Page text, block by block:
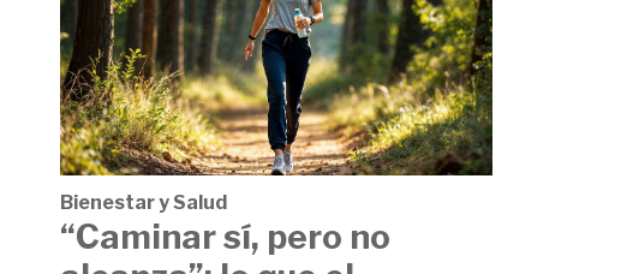
Bienestar y Salud
“Caminar sí, pero no